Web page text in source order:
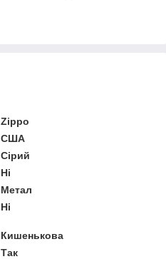
Zippo
США
Сірий
Ні
Метал
Ні
Кишенькова
Так